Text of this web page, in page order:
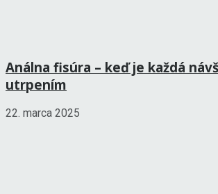
Análna fisúra – keď je každá
utrpením
22. marca 2025